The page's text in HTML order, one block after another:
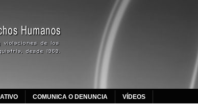
COMUNICA O DENUNCIA VÍDEOS